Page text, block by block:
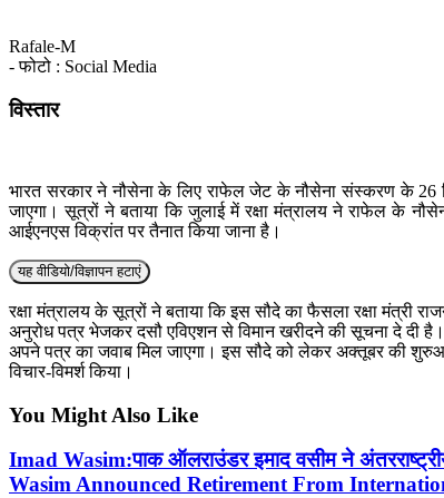
Rafale-M
- फोटो : Social Media
विस्तार
भारत सरकार ने नौसेना के लिए राफेल जेट के नौसेना संस्करण के 26
जाएगा। सूत्रों ने बताया कि जुलाई में रक्षा मंत्रालय ने राफेल के
आईएनएस विक्रांत पर तैनात किया जाना है।
यह वीडियो/विज्ञापन हटाएं
रक्षा मंत्रालय के सूत्रों ने बताया कि इस सौदे का फैसला रक्षा मंत्री
अनुरोध पत्र भेजकर दसौ एविएशन से विमान खरीदने की सूचना दे दी
अपने पत्र का जवाब मिल जाएगा। इस सौदे को लेकर अक्तूबर की
विचार-विमर्श किया।
You Might Also Like
Imad Wasim:पाक ऑलराउंडर इमाद वसीम ने
Wasim Announced Retirement From